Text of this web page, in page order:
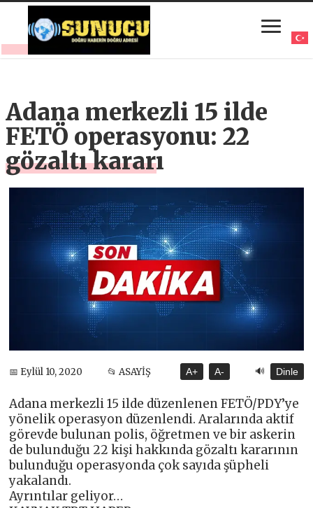
Adana merkezli 15 ilde
FETÖ operasyonu: 22
gözaltı kararı
📅 Eylül 10, 2020 📂 ASAYİŞ A+ A- 🔊 Dinle
Adana merkezli 15 ilde düzenlenen FETÖ/PDY’ye
yönelik operasyon düzenlendi. Aralarında aktif
görevde bulunan polis, öğretmen ve bir askerin
de bulunduğu 22 kişi hakkında gözaltı kararının
bulunduğu operasyonda çok sayıda şüpheli
yakalandı.
Ayrıntılar geliyor…